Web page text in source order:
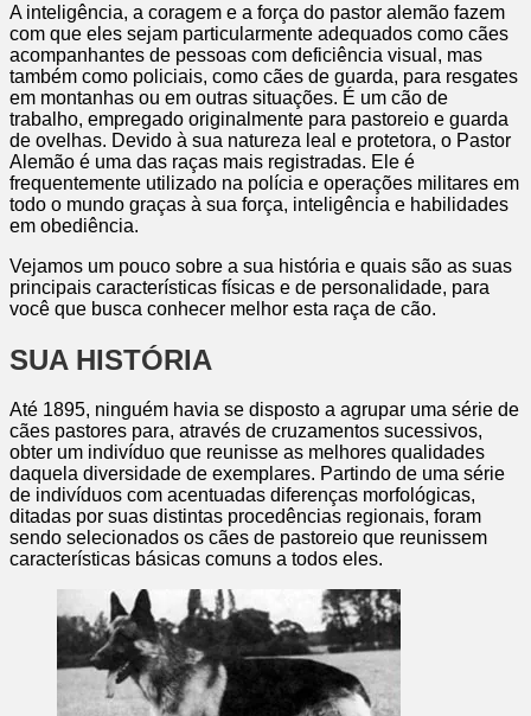
A inteligência, a coragem e a força do pastor alemão fazem
com que eles sejam particularmente adequados como cães
acompanhantes de pessoas com deficiência visual, mas
também como policiais, como cães de guarda, para resgates
em montanhas ou em outras situações. É um cão de
trabalho, empregado originalmente para pastoreio e guarda
de ovelhas. Devido à sua natureza leal e protetora, o Pastor
Alemão é uma das raças mais registradas. Ele é
frequentemente utilizado na polícia e operações militares em
todo o mundo graças à sua força, inteligência e habilidades
em obediência.
Vejamos um pouco sobre a sua história e quais são as suas
principais características físicas e de personalidade, para
você que busca conhecer melhor esta raça de cão.
SUA HISTÓRIA
Até 1895, ninguém havia se disposto a agrupar uma série de
cães pastores para, através de cruzamentos sucessivos,
obter um indivíduo que reunisse as melhores qualidades
daquela diversidade de exemplares. Partindo de uma série
de indivíduos com acentuadas diferenças morfológicas,
ditadas por suas distintas procedências regionais, foram
sendo selecionados os cães de pastoreio que reunissem
características básicas comuns a todos eles.